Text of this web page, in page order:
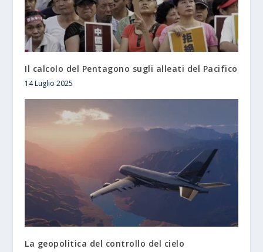
Il calcolo del Pentagono sugli alleati del Pacifico
14 Luglio 2025
La geopolitica del controllo del cielo